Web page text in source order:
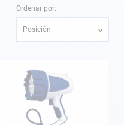
Ordenar por:
Posición